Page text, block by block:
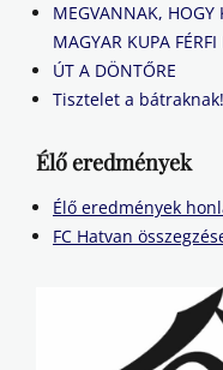
MEGVANNAK,
MAGYAR KUPA FÉRFI
ÚT A DÖNTŐRE
Tisztelet a
Élő eredmények
Élő eredmények
FC Hatvan